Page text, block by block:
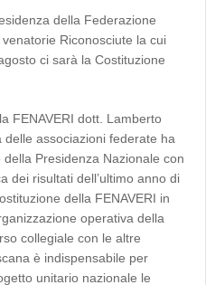
della Federazione
Riconosciute la cui
ci sarà la Costituzione
FENAVERI dott. Lamberto
associazioni federate ha
Presidenza Nazionale con
dei risultati dell’ultimo anno di
della FENAVERI in
operativa della
collegiale con le altre
è indispensabile per
unitario nazionale le